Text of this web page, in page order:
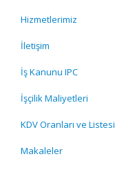
Hizmetlerimiz
İletişim
İş Kanunu IPC
İşçilik Maliyetleri
KDV Oranları ve Listesi
Makaleler